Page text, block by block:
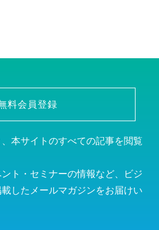
料会員登録
本サイトのすべての記事を閲覧
ト・セミナーの情報など、ビジ
したメールマガジンをお届けい